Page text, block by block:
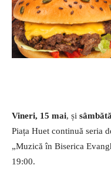
Vineri, 15 mai, și
Piața Huet continuă seria
„Muzică în Biserica
19:00.